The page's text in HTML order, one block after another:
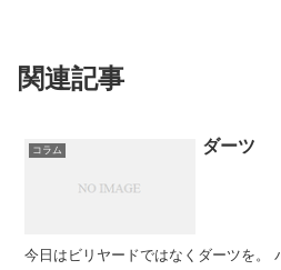
関連記事
コラム ダーツ
今日はビリヤードではなくダーツを。